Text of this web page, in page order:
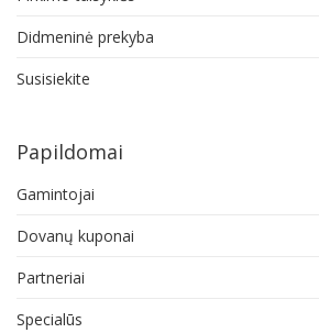
Didmeninė prekyba
Susisiekite
Papildomai
Gamintojai
Dovanų kuponai
Partneriai
Specialūs